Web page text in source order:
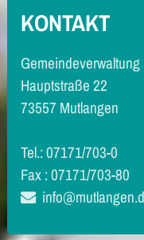
KONTAKT
Gemeindeverwaltung
Hauptstraße 22
73557 Mutlangen
Tel.: 07171/703-0
Fax : 07171/703-80